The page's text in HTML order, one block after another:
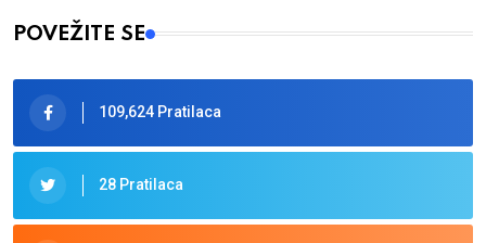
POVEŽITE SE
109,624 Pratilaca
28 Pratilaca